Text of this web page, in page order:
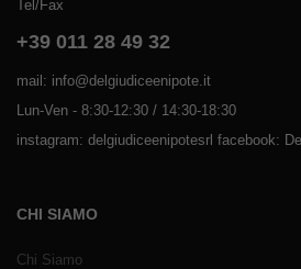
Tel/Fax
+39 011 28 49 32
mail: info@delgiudiceenipote.it
Lun-Ven - 8:30-12:30 / 14:30-18:30
instagram: delgiudiceenipotesrl facebook:
CHI SIAMO
Chi Siamo